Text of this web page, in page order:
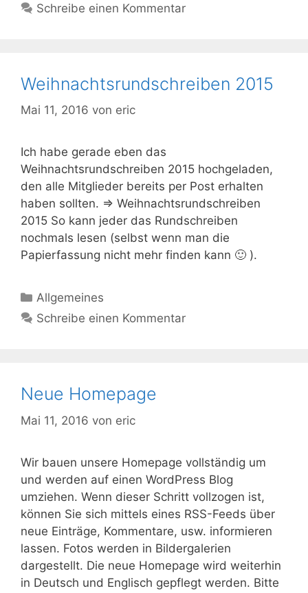
Schreibe einen Kommentar
Weihnachtsrundschreiben 2015
Mai 11, 2016 von eric
Ich habe gerade eben das
Weihnachtsrundschreiben 2015 hochgeladen,
den alle Mitglieder bereits per Post erhalten
haben sollten. => Weihnachtsrundschreiben
2015 So kann jeder das Rundschreiben
nochmals lesen (selbst wenn man die
Papierfassung nicht mehr finden kann 🙂 ).
Kategorien
Allgemeines
Schreibe einen Kommentar
Neue Homepage
Mai 11, 2016 von eric
Wir bauen unsere Homepage vollständig um
und werden auf einen WordPress Blog
umziehen. Wenn dieser Schritt vollzogen ist,
können Sie sich mittels eines RSS-Feeds über
neue Einträge, Kommentare, usw. informieren
lassen. Fotos werden in Bildergalerien
dargestellt. Die neue Homepage wird weiterhin
in Deutsch und Englisch gepflegt werden. Bitte